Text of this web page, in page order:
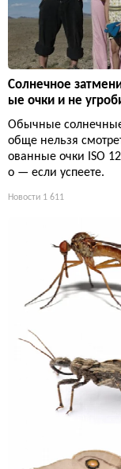
Солнечное
ые очки и не
Обычные солнечные
обще нельзя
ованные очки ISO
о — если успеете.
Новости 1 611